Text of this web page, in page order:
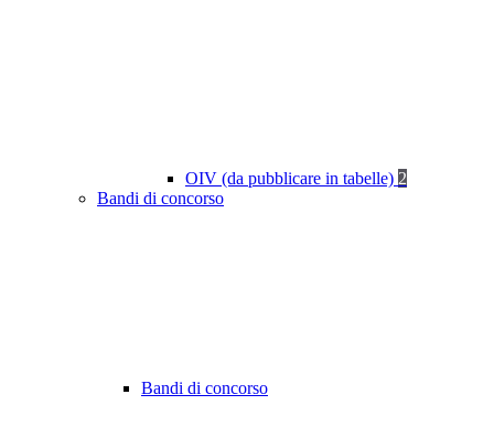
OIV (da pubblicare in tabelle) 2
Bandi di concorso
Bandi di concorso